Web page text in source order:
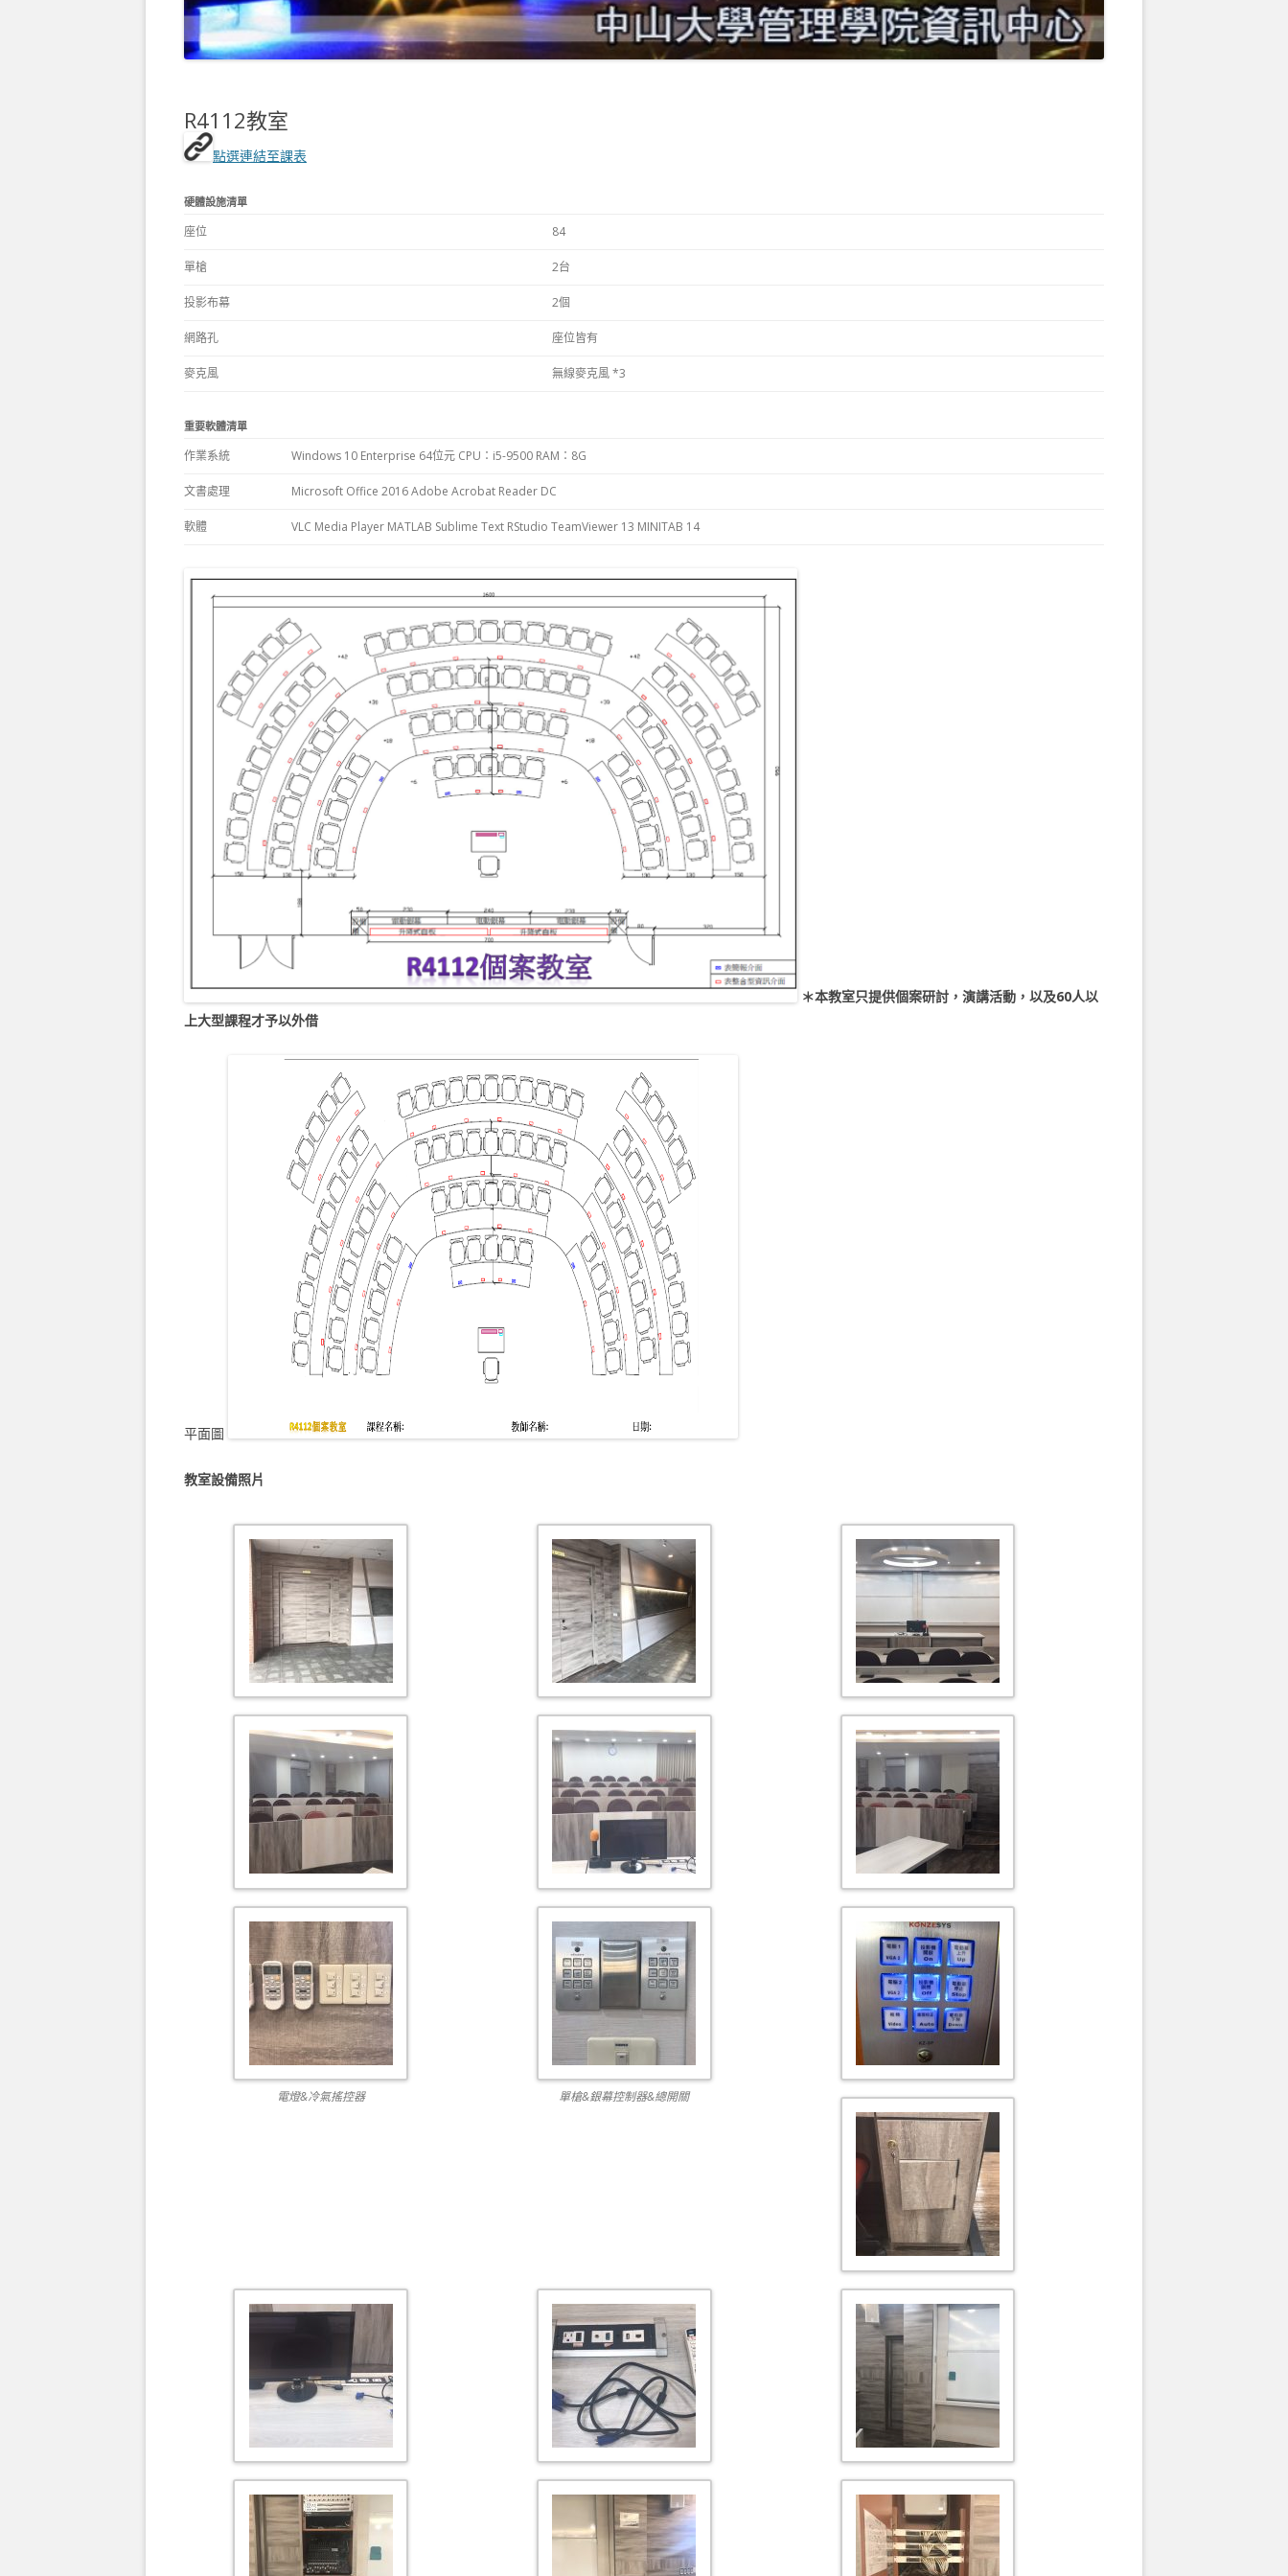
校園授權軟體下載管CM1020教室(50)
管CM1038會議室(10)
管CM2015教室(50)
管CM2025教室(50)
管CM2032教室(50)
管CM3015教室(84)
管CM3017教室(69)
管CM3019教室(69)
管CM3022教室(50)
管CM3035教室(50)
管CM3038創意實驗教室
管CM3051電腦教室(64)
管CM4036多用途教室(67)
管CM4069個案教室(68)
管CM4073會議室(35)
管CM4078教室(55)
管CM4091會議室(15)
管CM4112個案教室(84)
管CM0033開放電腦教室
(24)
圖資 11F 會議廳
R4112教室
點選連結至課表
硬體設施清單
座位 84
單槍 2台
投影布幕 2個
網路孔 座位皆有
麥克風 無線麥克風 *3
重要軟體清單
作業系統 Windows 10 Enterprise 64位元 CPU：i5-9500 RAM：8G
文書處理 Microsoft Office 2016Adobe Acrobat Reader DC
軟體 VLC Media Player MATLAB Sublime Text RStudio TeamViewer 13 MINITAB 14
＊本教室只提供個案研討，演講活動，以及60人以
上大型課程才予以外借
平面圖
教室設備照片
電燈&冷氣搖控器 單槍&銀幕控制器&總開關